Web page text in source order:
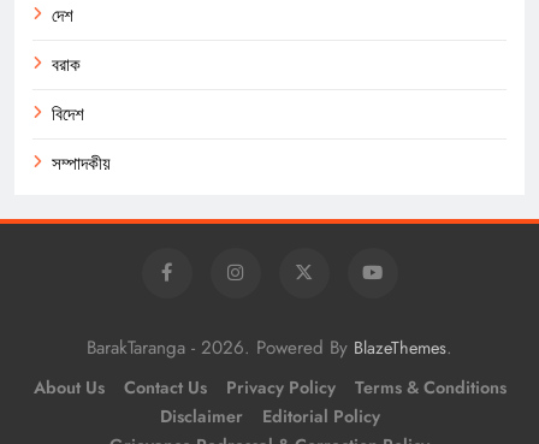
দেশ
বরাক
বিদেশ
সম্পাদকীয়
BarakTaranga - 2026. Powered By BlazeThemes.
About Us Contact Us Privacy Policy
Terms & Conditions
Disclaimer
Editorial Policy